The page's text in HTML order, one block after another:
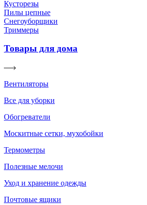
Кусторезы
Пилы цепные
Снегоуборщики
Триммеры
Товары для дома
Вентиляторы
Все для уборки
Обогреватели
Москитные сетки, мухобойки
Термометры
Полезные мелочи
Уход и хранение одежды
Почтовые ящики